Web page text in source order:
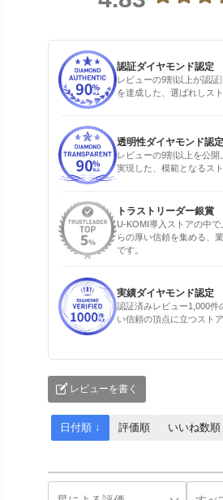
認証ダイヤモンド認定
レビューの9割以上が認証
を達成した、選ばれしス
透明性ダイヤモンド認定
レビューの9割以上を公開
実現した、模範となるス
トラストリーダー銀賞
U-KOMI導入ストアの中
らの厚い信頼を集める、
です。
実績ダイヤモンド認定
認証済みレビュー1,000件
い信頼の頂点に立つスト
レビューを書く
日付順 ↓ 評価順 いいね数順